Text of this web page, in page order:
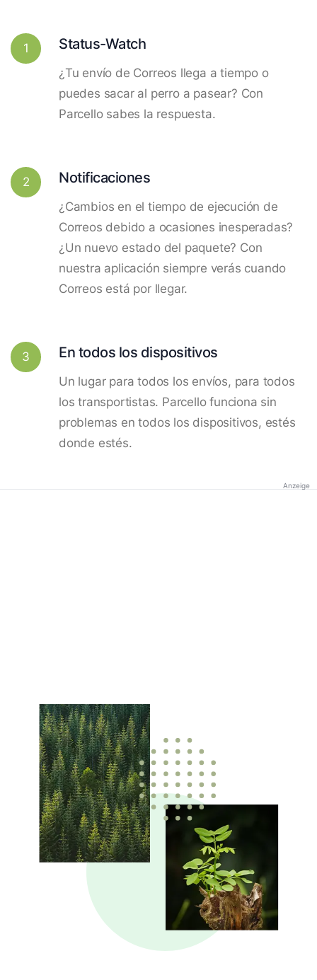
1 Status-Watch
¿Tu envío de Correos llega a tiempo o
puedes sacar al perro a pasear? Con
Parcello sabes la respuesta.
2 Notificaciones
¿Cambios en el tiempo de ejecución de
Correos debido a ocasiones inesperadas?
¿Un nuevo estado del paquete? Con
nuestra aplicación siempre verás cuando
Correos está por llegar.
3 En todos los dispositivos
Un lugar para todos los envíos, para todos
los transportistas. Parcello funciona sin
problemas en todos los dispositivos, estés
donde estés.
Anzeige